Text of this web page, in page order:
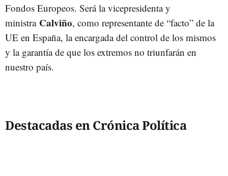
Fondos Europeos. Será la vicepresidenta y
ministra Calviño, como representante de “facto” de la
UE en España, la encargada del control de los mismos
y la garantía de que los extremos no triunfarán en
nuestro país.
Destacadas en Crónica Política